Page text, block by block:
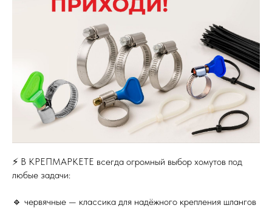
⚡️ В КРЕПМАРКЕТЕ всегда огромный выбор хомутов под
любые задачи:
🔹 червячные — классика для надёжного крепления шлангов